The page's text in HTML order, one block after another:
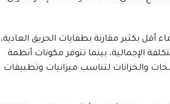
أقل بكثير مقارنة بطفايات الحريق العادية،
الإجمالية، بينما تتوفر مكونات أنظمة
والخزانات لتناسب ميزانيات وتطبيقات